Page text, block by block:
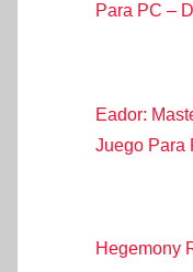
Para PC –
Eador:
Juego Para
Hegemony